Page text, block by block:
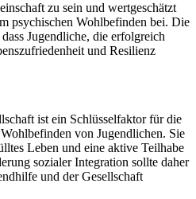
zu sein und wertgeschätzt
psychischen Wohlbefinden bei. Die
Jugendliche, die erfolgreich
und Resilienz
ist ein Schlüsselfaktor für die
von Jugendlichen. Sie
Leben und eine aktive Teilhabe
sozialer Integration sollte daher
und der Gesellschaft